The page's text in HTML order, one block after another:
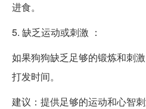
进食。
5. 缺乏运动或刺激 ：
如果狗狗缺乏足够的锻炼和刺
打发时间。
建议：提供足够的运动和心智